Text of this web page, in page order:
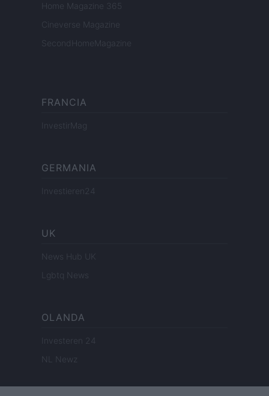
Home Magazine 365
Cineverse Magazine
SecondHomeMagazine
FRANCIA
InvestirMag
GERMANIA
Investieren24
UK
News Hub UK
Lgbtq News
OLANDA
Investeren 24
NL Newz